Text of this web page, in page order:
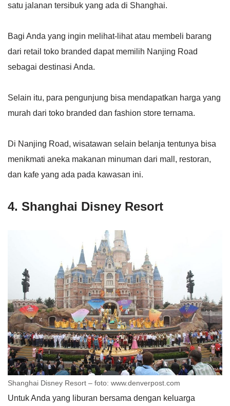
satu jalanan tersibuk yang ada di Shanghai.
Bagi Anda yang ingin melihat-lihat atau membeli barang
dari retail toko branded dapat memilih Nanjing Road
sebagai destinasi Anda.
Selain itu, para pengunjung bisa mendapatkan harga yang
murah dari toko branded dan fashion store ternama.
Di Nanjing Road, wisatawan selain belanja tentunya bisa
menikmati aneka makanan minuman dari mall, restoran,
dan kafe yang ada pada kawasan ini.
4. Shanghai Disney Resort
Shanghai Disney Resort – foto: www.denverpost.com
Untuk Anda yang liburan bersama dengan keluarga